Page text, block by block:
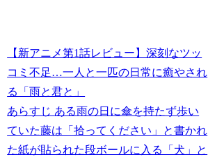
【新アニメ第1話レビュー】深刻なツッ
コミ不足…一人と一匹の日常に癒やされ
る「雨と君と」
あらすじ ある雨の日に傘を持たず歩い
ていた藤は「拾ってください」と書かれ
た紙が貼られた段ボールに入る「犬」と